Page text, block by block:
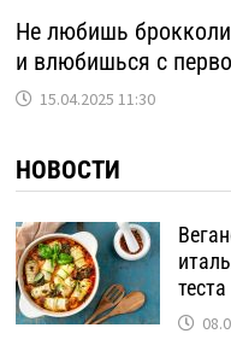
Не любишь
и влюбишься с
15.04.2025 11:30
НОВОСТИ
теста